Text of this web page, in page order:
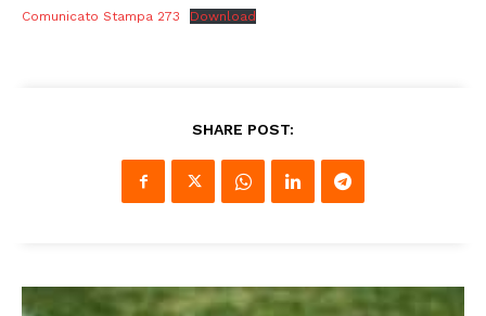
Comunicato Stampa 273 Download
SHARE POST: